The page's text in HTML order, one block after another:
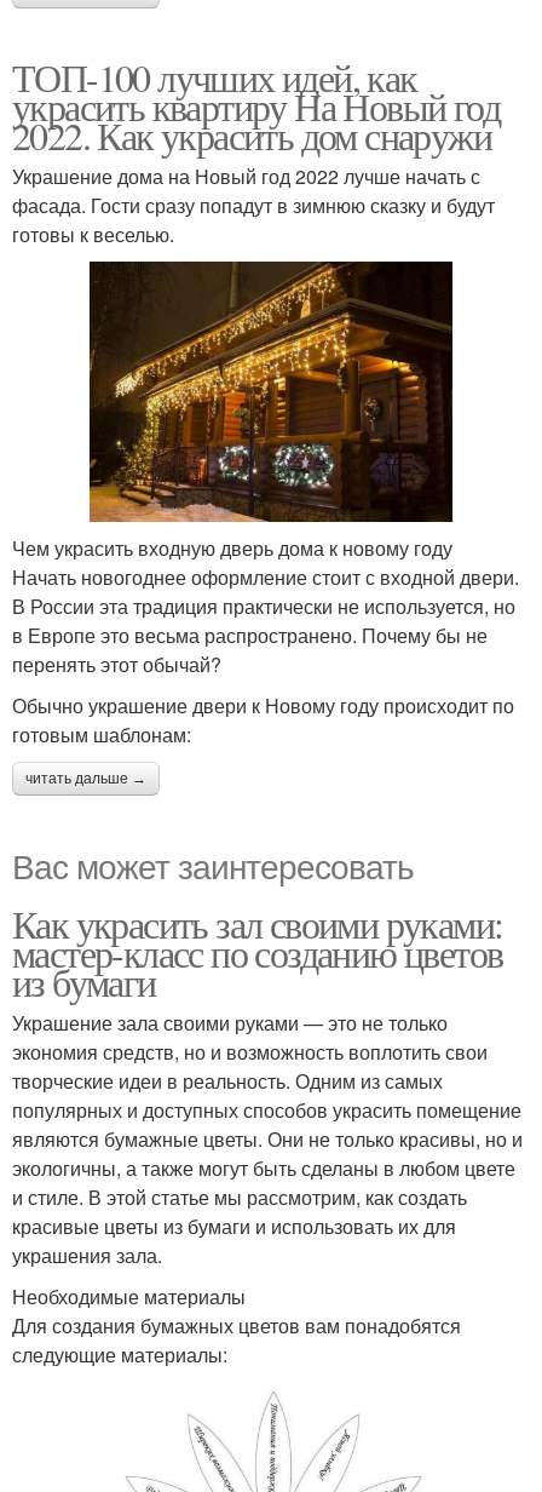
ТОП-100 лучших идей, как
украсить квартиру На Новый год
2022. Как украсить дом снаружи
Украшение дома на Новый год 2022 лучше начать с
фасада. Гости сразу попадут в зимнюю сказку и будут
готовы к веселью.
Чем украсить входную дверь дома к новому году
Начать новогоднее оформление стоит с входной двери.
В России эта традиция практически не используется, но
в Европе это весьма распространено. Почему бы не
перенять этот обычай?
Обычно украшение двери к Новому году происходит по
готовым шаблонам:
читать дальше →
Вас может заинтересовать
Как украсить зал своими руками:
мастер-класс по созданию цветов
из бумаги
Украшение зала своими руками — это не только
экономия средств, но и возможность воплотить свои
творческие идеи в реальность. Одним из самых
популярных и доступных способов украсить помещение
являются бумажные цветы. Они не только красивы, но и
экологичны, а также могут быть сделаны в любом цвете
и стиле. В этой статье мы рассмотрим, как создать
красивые цветы из бумаги и использовать их для
украшения зала.
Необходимые материалы
Для создания бумажных цветов вам понадобятся
следующие материалы: